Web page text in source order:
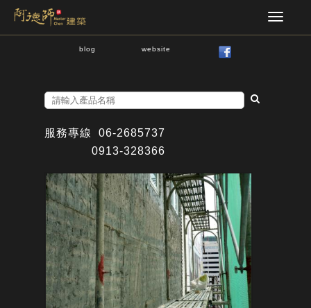
blog website
服務專線
06-2685737
0913-328366